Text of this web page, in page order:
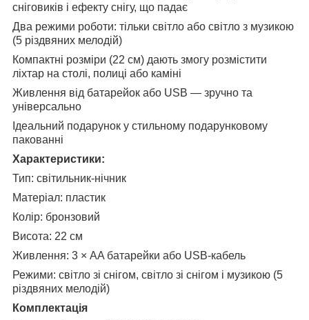
сніговиків і ефекту снігу, що падає
Два режими роботи: тільки світло або світло з музикою
(5 різдвяних мелодій)
Компактні розміри (22 см) дають змогу розмістити
ліхтар на столі, полиці або каміні
Живлення від батарейок або USB — зручно та
універсально
Ідеальний подарунок у стильному подарунковому
пакованні
Характеристики:
Тип: світильник-нічник
Матеріал: пластик
Колір: бронзовий
Висота: 22 см
Живлення: 3 × AA батарейки або USB-кабель
Режими: світло зі снігом, світло зі снігом і музикою (5
різдвяних мелодій)
Комплектація